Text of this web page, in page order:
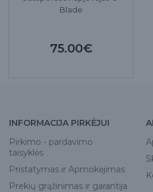
Blade
75.00€
INFORMACIJA PIRKĖJUI
Pirkimo - pardavimo
taisyklės
Pristatymas ir Apmokėjimas
Prekių grąžinimas ir garantija